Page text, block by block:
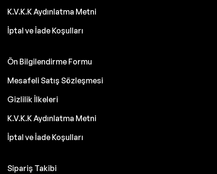
K.V.K.K Aydınlatma Metni
İptal ve İade Koşulları
Ön Bilgilendirme Formu
Mesafeli Satış Sözleşmesi
Gizlilik İlkeleri
K.V.K.K Aydınlatma Metni
İptal ve İade Koşulları
Sipariş Takibi